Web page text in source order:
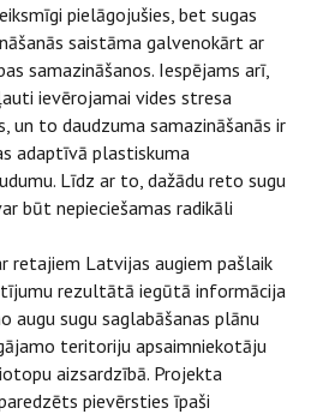
pielāgojušies, bet sugas
saistāma galvenokārt ar
samazināšanos. Iespējams arī,
ievērojamai vides stresa
un to daudzuma samazināšanās ir
adaptīvā plastiskuma
Līdz ar to, dažādu reto sugu
būt nepieciešamas radikāli
retajiem Latvijas augiem pašlaik
rezultātā iegūtā informācija
augu sugu saglabāšanas plānu
teritoriju apsaimniekotāju
aizsardzībā. Projekta
pievērsties īpaši